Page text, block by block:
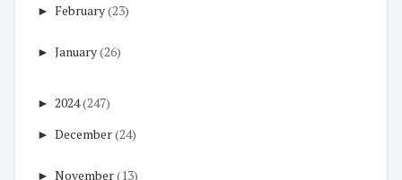
► February(23)
► January(26)
► 2024(247)
► December(24)
► November(13)